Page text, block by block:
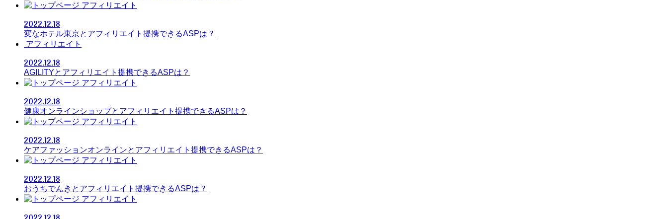
アフィリエイト
2022.12.18
変なホテル東京とアフィリエイト提携できるASPは？
アフィリエイト
2022.12.18
AGILITYとアフィリエイト提携できるASPは？
アフィリエイト
2022.12.18
健康オンラインショップとアフィリエイト提携できるASPは？
アフィリエイト
2022.12.18
ケアファッションオンラインとアフィリエイト提携できるASPは？
アフィリエイト
2022.12.18
おうちでんきとアフィリエイト提携できるASPは？
アフィリエイト